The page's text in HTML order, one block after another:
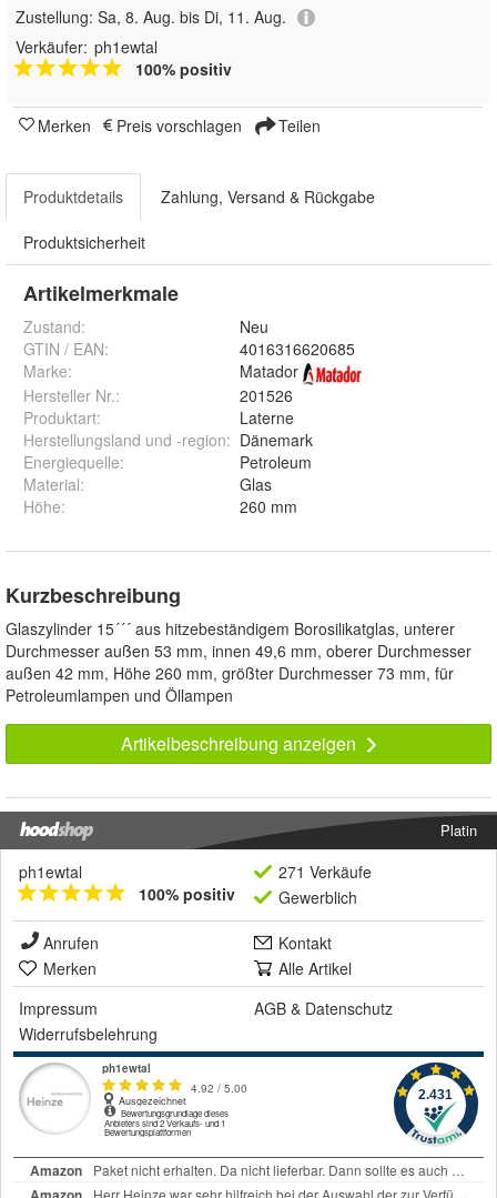
Zustellung: Sa, 8. Aug. bis Di, 11. Aug.
Verkäufer: ph1ewtal
100% positiv
Merken Preis vorschlagen Teilen
Produktdetails Zahlung, Versand & Rückgabe
Produktsicherheit
Artikelmerkmale
Zustand:
Neu
GTIN / EAN:
4016316620685
Marke:
Matador
Hersteller Nr.:
201526
Produktart:
Laterne
Herstellungsland und -region: Dänemark
Energiequelle:
Petroleum
Material:
Glas
Höhe: 260 mm
Kurzbeschreibung
Glaszylinder 15´´´ aus hitzebeständigem Borosilikatglas, unterer
Durchmesser außen 53 mm, innen 49,6 mm, oberer Durchmesser
außen 42 mm, Höhe 260 mm, größter Durchmesser 73 mm, für
Petroleumlampen und Öllampen
Artikelbeschreibung anzeigen
Platin
ph1ewtal
100% positiv
271 Verkäufe
Gewerblich
Anrufen
Kontakt
Merken
Alle Artikel
Impressum
AGB & Datenschutz
Widerrufsbelehrung